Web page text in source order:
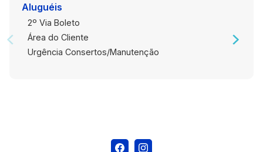
Aluguéis
2º Via Boleto
Área do Cliente
Urgência Consertos/Manutenção